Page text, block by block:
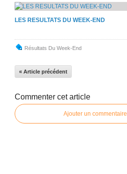
LES RESULTATS DU WEEK-END
Résultats Du Week-End
« Article précédent
Commenter cet article
Ajouter un commentaire